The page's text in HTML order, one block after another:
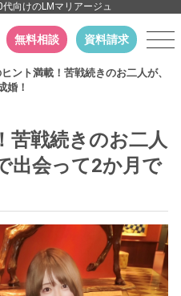
向けのLMマリアージュ
無料相談 資料請求
ント満載！苦戦続きのお二人が、
婚！
苦戦続きのお二人
出会って2か月で